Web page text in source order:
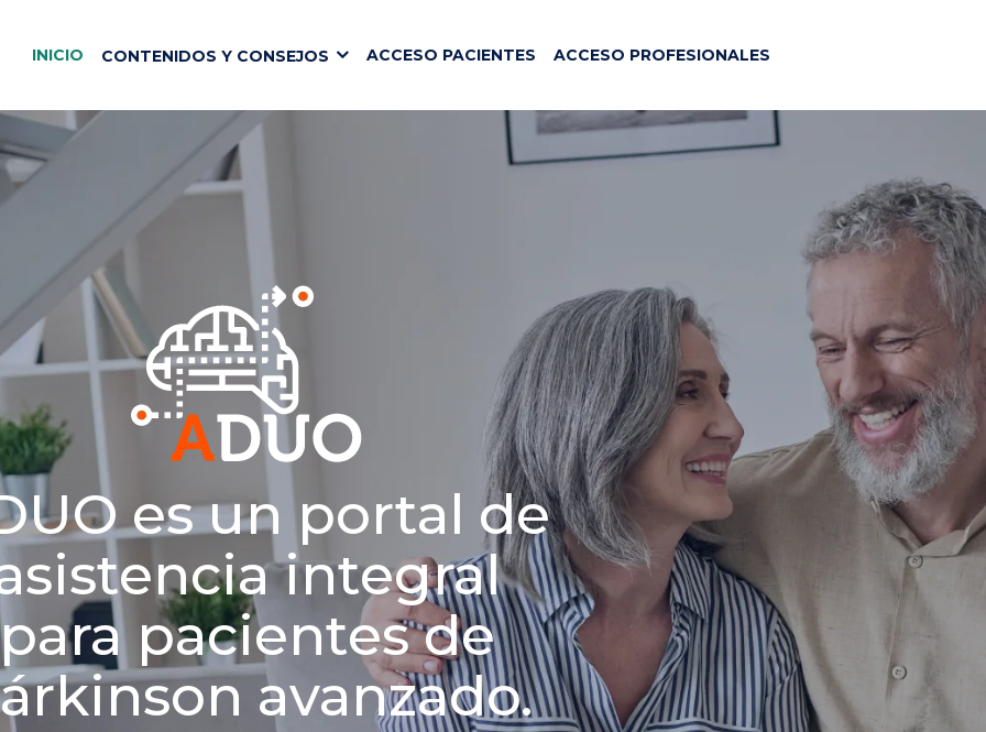
INICIO CONTENIDOS Y CONSEJOS ACCESO PACIENTES ACCESO PROFESIONALES
es un portal de
integral
pacientes de
avanzado.